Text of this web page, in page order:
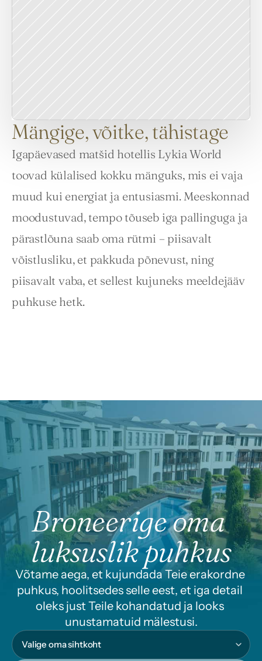
Mängige, võitke, tähistage
Igapäevased matšid hotellis Lykia World
toovad külalised kokku mänguks, mis ei vaja
muud kui energiat ja entusiasmi. Meeskonnad
moodustuvad, tempo tõuseb iga pallinguga ja
pärastlõuna saab oma rütmi – piisavalt
võistlusliku, et pakkuda põnevust, ning
piisavalt vaba, et sellest kujuneks meeldejääv
puhkuse hetk.
Broneerige oma
luksuslik puhkus
Võtame aega, et kujundada Teie erakordne
puhkus, hoolitsedes selle eest, et iga detail
oleks just Teile kohandatud ja looks
unustamatuid mälestusi.